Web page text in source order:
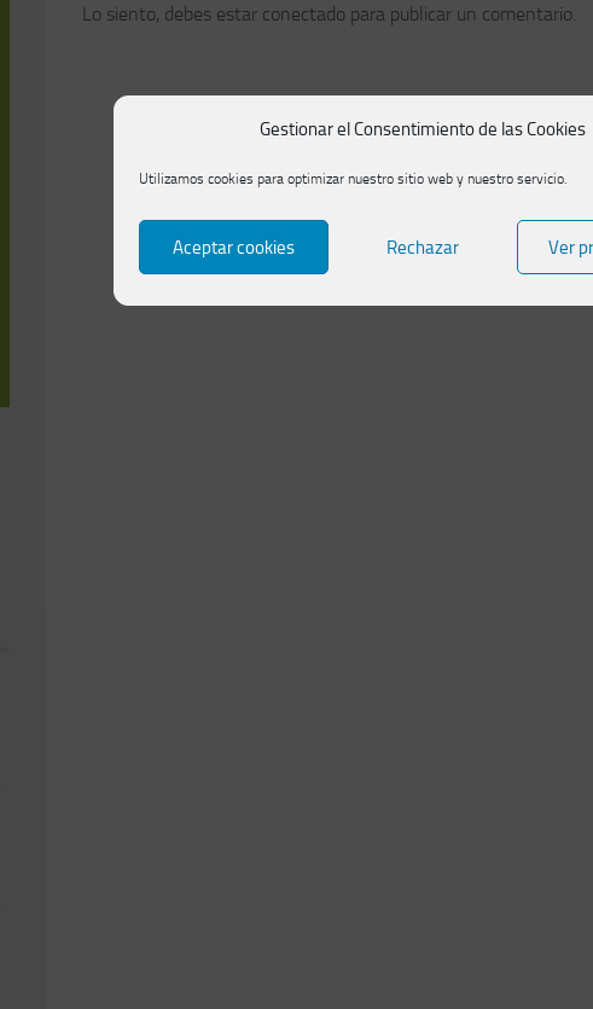
Gestionar el Consentimiento de las Cookies
Utilizamos cookies para optimizar nuestro sitio web y nuestro servicio.
Aceptar cookies Rechazar Ver
Lo siento, debes estar conectado para publicar un comentario.